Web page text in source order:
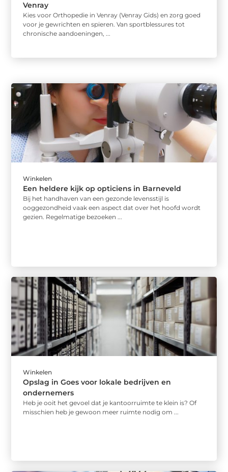
Venray
Kies voor Orthopedie in Venray (Venray Gids) en zorg goed
voor je gewrichten en spieren. Van sportblessures tot
chronische aandoeningen, ...
Winkelen
Een heldere kijk op opticiens in Barneveld
Bij het handhaven van een gezonde levensstijl is
ooggezondheid vaak een aspect dat over het hoofd wordt
gezien. Regelmatige bezoeken ...
Winkelen
Opslag in Goes voor lokale bedrijven en
ondernemers
Heb je ooit het gevoel dat je kantoorruimte te klein is? Of
misschien heb je gewoon meer ruimte nodig om ...